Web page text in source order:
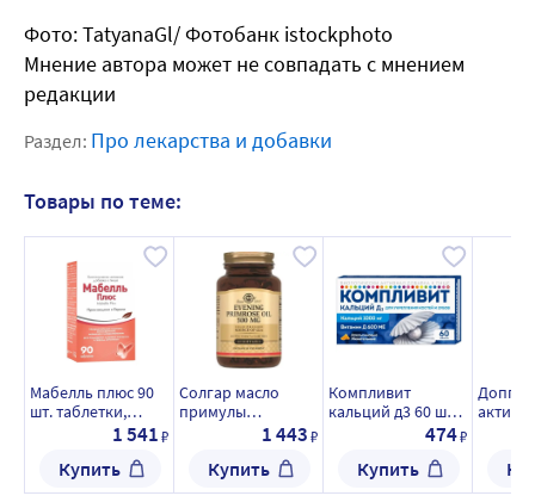
Фото: TatyanaGl/ Фотобанк istockphoto
Мнение автора может не совпадать с мнением
редакции
Раздел: Про лекарства и добавки
Товары по теме:
Мабелль плюс 90
шт. таблетки,
оболочкой массой
1200 мг
1 541₽
Купить
Солгар масло
примулы
вечерней 500 мг
массой 718 мг
1 443₽
Купить
Компливит
кальций д3 60 шт.
массой 1750 мг со
вкусом апельсина
474₽
Купить
актив